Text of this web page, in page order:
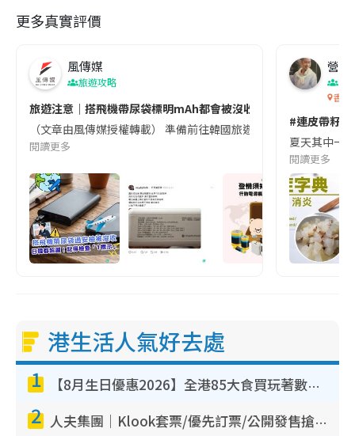
更多真實評價
風傳媒
旅遊攻略
旅遊注意｜搭飛機帶尿袋標明mAh都會被沒收😱出發前切記檢查
（文章由風傳媒授權轉載） 準備前往韓國旅遊的民眾，近期要
閱讀更多
營養
香港
#連皮帶籽
夏天其中一
閱讀更多
港生活人氣好去處
1 【8月生日優惠2026】全港85大食買玩著數攻略 自助餐/火鍋放題同行免費＋誠品/DONKI送現金券
2 人夫集團｜Klook套票/優先訂票/公開發售搶飛攻略！附票價.購票連結.場地座位表